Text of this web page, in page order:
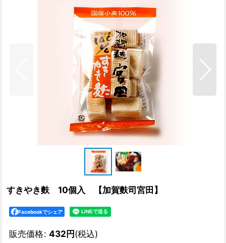
すきやき麩 10個入 【加賀麩司宮田】
Facebookでシェア
販売価格: 432円(税込)